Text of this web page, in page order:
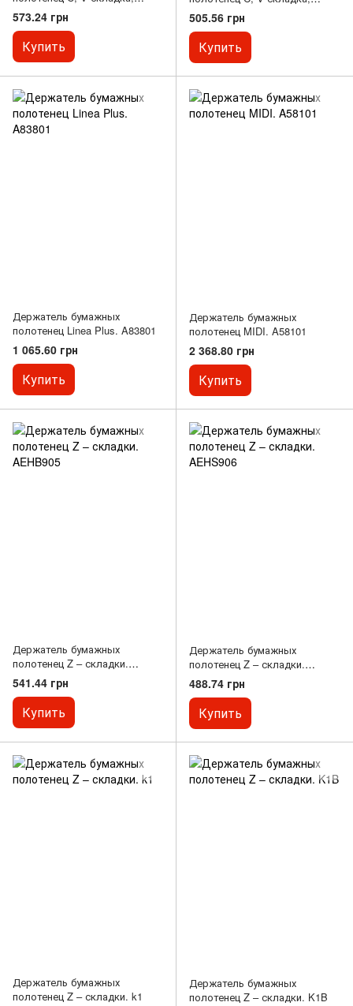
белый пластик. K4
573.24 грн
Купить
белый пластик. K40
505.56 грн
Купить
Держатель бумажных
полотенец Linea Plus. A83801
1 065.60 грн
Купить
Держатель бумажных
полотенец MIDI. A58101
2 368.80 грн
Купить
Держатель бумажных
полотенец Z – складки.
AEHB905
541.44 грн
Купить
Держатель бумажных
полотенец Z – складки.
AEHS906
488.74 грн
Купить
Держатель бумажных
полотенец Z – складки. k1
Держатель бумажных
полотенец Z – складки. K1B